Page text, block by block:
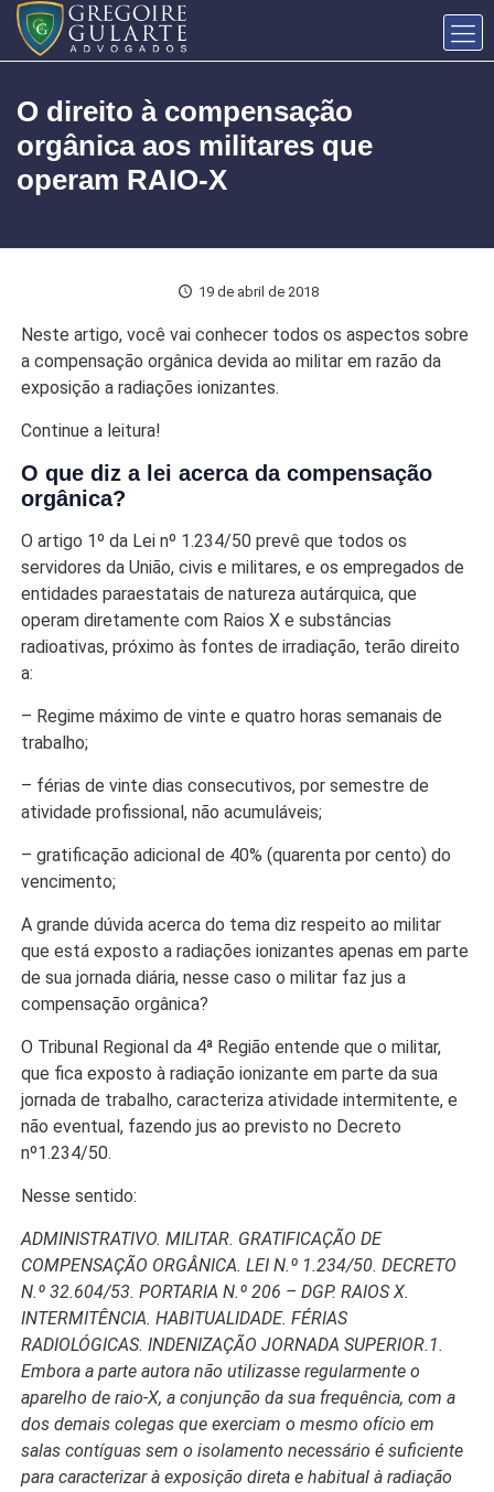
O direito à compensação
orgânica aos militares que
operam RAIO-X
19 de abril de 2018
Neste artigo, você vai conhecer todos os aspectos sobre
a compensação orgânica devida ao militar em razão da
exposição a radiações ionizantes.
Continue a leitura!
O que diz a lei acerca da compensação
orgânica?
O artigo 1º da Lei nº 1.234/50 prevê que todos os
servidores da União, civis e militares, e os empregados de
entidades paraestatais de natureza autárquica, que
operam diretamente com Raios X e substâncias
radioativas, próximo às fontes de irradiação, terão direito
a:
– Regime máximo de vinte e quatro horas semanais de
trabalho;
– férias de vinte dias consecutivos, por semestre de
atividade profissional, não acumuláveis;
– gratificação adicional de 40% (quarenta por cento) do
vencimento;
A grande dúvida acerca do tema diz respeito ao militar
que está exposto a radiações ionizantes apenas em parte
de sua jornada diária, nesse caso o militar faz jus a
compensação orgânica?
O Tribunal Regional da 4ª Região entende que o militar,
que fica exposto à radiação ionizante em parte da sua
jornada de trabalho, caracteriza atividade intermitente, e
não eventual, fazendo jus ao previsto no Decreto
nº1.234/50.
Nesse sentido:
ADMINISTRATIVO. MILITAR. GRATIFICAÇÃO DE
COMPENSAÇÃO ORGÂNICA. LEI N.º 1.234/50. DECRETO
N.º 32.604/53. PORTARIA N.º 206 – DGP. RAIOS X.
INTERMITÊNCIA. HABITUALIDADE. FÉRIAS
RADIOLÓGICAS. INDENIZAÇÃO JORNADA SUPERIOR.1.
Embora a parte autora não utilizasse regularmente o
aparelho de raio-X, a conjunção da sua frequência, com a
dos demais colegas que exerciam o mesmo ofício em
salas contíguas sem o isolamento necessário é suficiente
para caracterizar à exposição direta e habitual à radiação